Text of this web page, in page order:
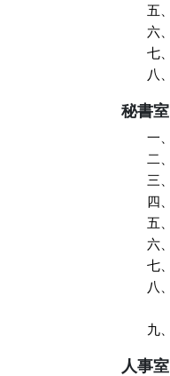
五、
六、
七、
八、
秘書室
一、
二、
三、
四、
五、
六、
七、
八、
九、
人事室